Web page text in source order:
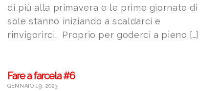
di più alla primavera e le prime giornate di
sole stanno iniziando a scaldarci e
rinvigorirci. Proprio per goderci a pieno […]
Fare a farcela #6
GENNAIO 19, 2023